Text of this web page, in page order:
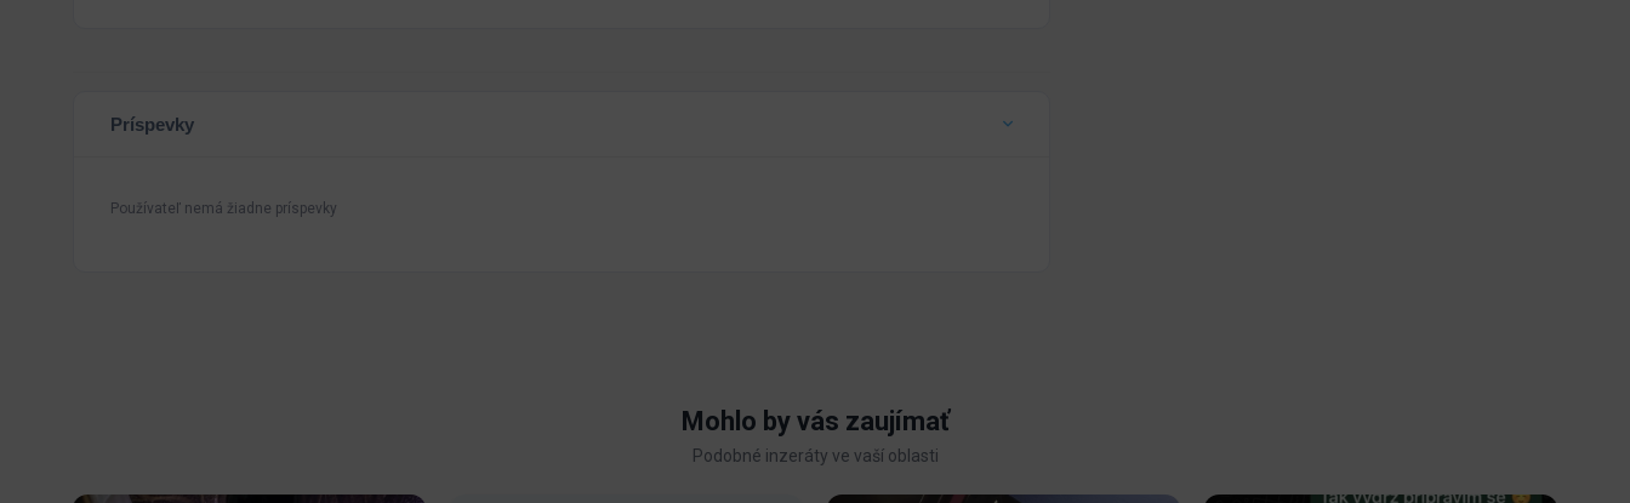
Príspevky
Používateľ nemá žiadne príspevky
Mohlo by vás zaujímať
Podobné inzeráty ve vaší oblasti